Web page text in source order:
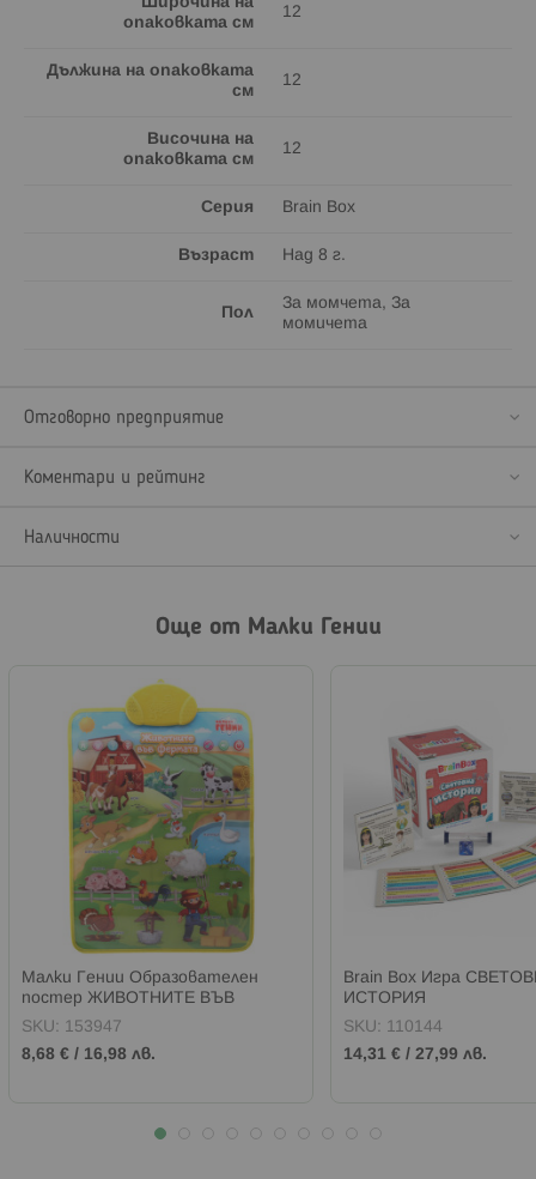
опаковката см
12
Дължина на опаковката
см
12
Височина на
опаковката см
12
Серия Brain Box
Възраст Над 8 г.
Пол
За момчета, За
момичета
Отговорно предприятие
Коментари и рейтинг
Наличности
Още от Малки Гении
Малки Гении Образователен
постер ЖИВОТНИТЕ ВЪВ
ФЕРМАТА
SKU: 153947
8,68 € / 16,98 лв.
Brain Box Игра
ИСТОРИЯ
SKU: 110144
14,31 € / 27,99 лв.